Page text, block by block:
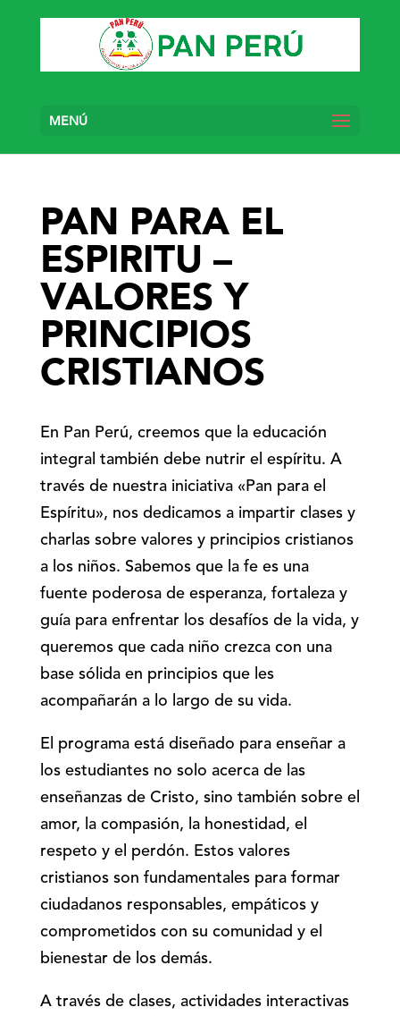
MENÚ
PAN PARA EL
ESPIRITU –
VALORES Y
PRINCIPIOS
CRISTIANOS
En Pan Perú, creemos que la educación
integral también debe nutrir el espíritu. A
través de nuestra iniciativa «Pan para el
Espíritu», nos dedicamos a impartir clases y
charlas sobre valores y principios cristianos
a los niños. Sabemos que la fe es una
fuente poderosa de esperanza, fortaleza y
guía para enfrentar los desafíos de la vida, y
queremos que cada niño crezca con una
base sólida en principios que les
acompañarán a lo largo de su vida.
El programa está diseñado para enseñar a
los estudiantes no solo acerca de las
enseñanzas de Cristo, sino también sobre el
amor, la compasión, la honestidad, el
respeto y el perdón. Estos valores
cristianos son fundamentales para formar
ciudadanos responsables, empáticos y
comprometidos con su comunidad y el
bienestar de los demás.
A través de clases, actividades interactivas